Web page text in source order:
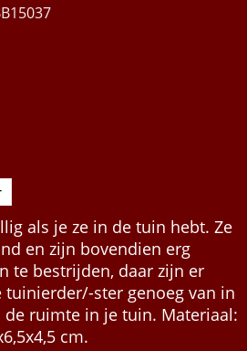
als je ze in de tuin hebt. Ze
en zijn bovendien erg
te bestrijden, daar zijn er
tuinierder/-ster genoeg van in
de ruimte in je tuin. Materiaal:
cm.